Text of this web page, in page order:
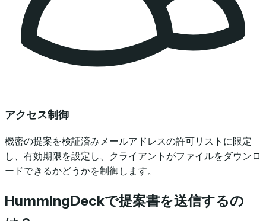
アクセス制御
機密の提案を検証済みメールアドレスの許可リストに限定
し、有効期限を設定し、クライアントがファイルをダウンロ
ードできるかどうかを制御します。
HummingDeckで提案書を送信するの